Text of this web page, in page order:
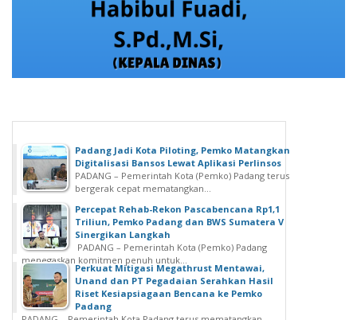
Padang Jadi Kota Piloting, Pemko Matangkan
Digitalisasi Bansos Lewat Aplikasi Perlinsos
PADANG – Pemerintah Kota (Pemko) Padang terus
bergerak cepat mematangkan...
Percepat Rehab-Rekon Pascabencana Rp1,1
Triliun, Pemko Padang dan BWS Sumatera V
Sinergikan Langkah
PADANG – Pemerintah Kota (Pemko) Padang
menegaskan komitmen penuh untuk...
Perkuat Mitigasi Megathrust Mentawai,
Unand dan PT Pegadaian Serahkan Hasil
Riset Kesiapsiagaan Bencana ke Pemko
Padang